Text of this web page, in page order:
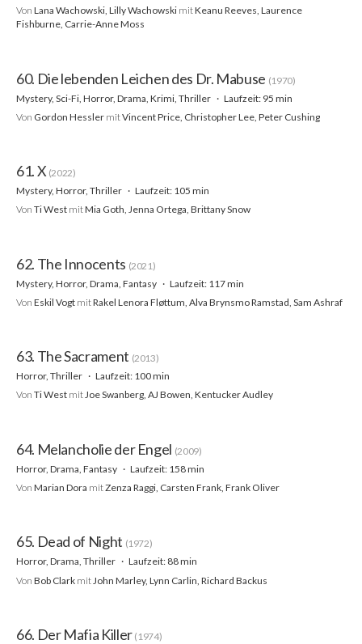
Von Lana Wachowski, Lilly Wachowski mitKeanu Reeves, Laurence
Fishburne, Carrie-Anne Moss
60. Die lebenden Leichen des Dr. Mabuse (1970)
Mystery, Sci-Fi, Horror, Drama, Krimi, Thriller
Laufzeit: 95 min
Von Gordon Hessler mitVincent Price, Christopher Lee, Peter Cushing
61. X (2022)
Mystery, Horror, Thriller
Laufzeit: 105 min
Von Ti West mitMia Goth, Jenna Ortega, Brittany Snow
62. The Innocents (2021)
Mystery, Horror, Drama, Fantasy
Laufzeit: 117 min
Von Eskil Vogt mitRakel Lenora Fløttum, Alva Brynsmo Ramstad, Sam Ashraf
63. The Sacrament (2013)
Horror, Thriller
Laufzeit: 100 min
Von Ti West mitJoe Swanberg, AJ Bowen, Kentucker Audley
64. Melancholie der Engel (2009)
Horror, Drama, Fantasy
Laufzeit: 158 min
Von Marian Dora mitZenza Raggi, Carsten Frank, Frank Oliver
65. Dead of Night (1972)
Horror, Drama, Thriller
Laufzeit: 88 min
Von Bob Clark mit John Marley, Lynn Carlin, Richard Backus
66. Der Mafia Killer (1974)